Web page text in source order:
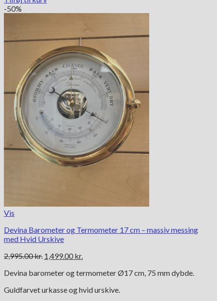
-50%
Vis
Devina Barometer og Termometer 17 cm – massiv messing
med Hvid Urskive
2,995.00kr. Den
pris
2,995.00 kr..
1,499.00 kr.
pris
1,499.00 kr..
Devina barometer og termometer Ø17 cm, 75 mm dybde.
Guldfarvet urkasse og hvid urskive.